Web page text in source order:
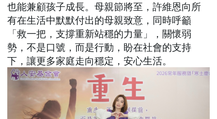
也能兼顧孩子成長。母親節將至，許維恩向所
有在生活中默默付出的母親致意，同時呼籲
「救一把，支撐重新站穩的力量」，關懷弱
勢，不是口號，而是行動，盼在社會的支持
下，讓更多家庭走向穩定，安心生活。